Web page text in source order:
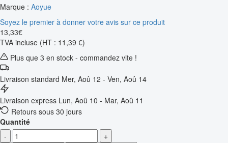
Marque : Aoyue
Soyez le premier à donner votre avis sur ce produit
13,33€
TVA incluse (HT : 11,39 €)
Plus que 3 en stock - commandez vite !
Livraison standard Mer, Aoû 12 - Ven, Aoû 14
Livraison express Lun, Aoû 10 - Mar, Aoû 11
Retours sous 30 jours
Quantité
-
+